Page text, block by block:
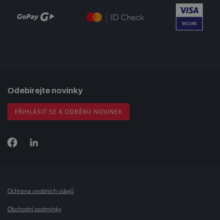
Odebírejte novinky
PŘIHLÁSIT SE K ODBĚRU NOVINEK
Ochrana osobních údajů
Obchodní podmínky